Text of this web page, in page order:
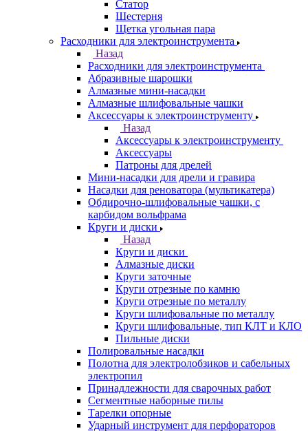
Статор
Шестерня
Щетка угольная пара
Расходники для электроинструмента
Назад
Расходники для электроинструмента
Абразивные шарошки
Алмазные мини-насадки
Алмазные шлифовальные чашки
Аксессуары к электроинструменту
Назад
Аксессуары к электроинструменту
Аксессуары
Патроны для дрелей
Мини-насадки для дрели и гравира
Насадки для реноватора (мультикатера)
Обдирочно-шлифовальные чашки, с
карбидом вольфрама
Круги и диски
Назад
Круги и диски
Алмазные диски
Круги заточные
Круги отрезные по камню
Круги отрезные по металлу
Круги шлифовальные по металлу
Круги шлифовальные, тип КЛТ и КЛО
Пильные диски
Полировальные насадки
Полотна для электролобзиков и сабельных
электропил
Принадлежности для сварочных работ
Сегментные наборные пилы
Тарелки опорные
Ударный инструмент для перфораторов